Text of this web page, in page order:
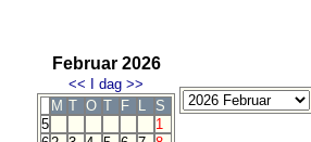
Februar 2026
<< I dag >>
M T O T F L
S
5
1